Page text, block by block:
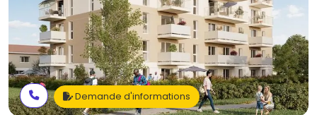
Demande d'informations